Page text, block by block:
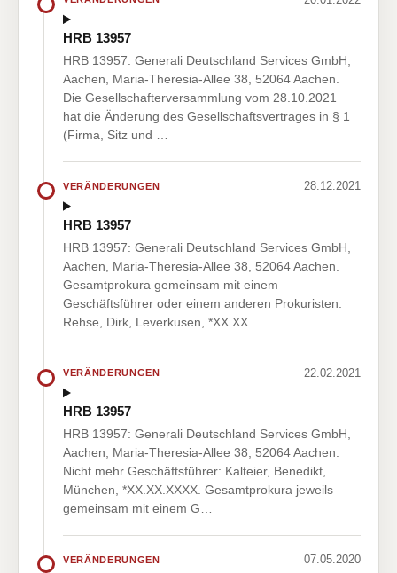
HRB 13957
HRB 13957: Generali Deutschland Services GmbH,
Aachen, Maria-Theresia-Allee 38, 52064 Aachen.
Die Gesellschafterversammlung vom 28.10.2021
hat die Änderung des Gesellschaftsvertrages in § 1
(Firma, Sitz und …
VERÄNDERUNGEN 28.12.2021
HRB 13957
HRB 13957: Generali Deutschland Services GmbH,
Aachen, Maria-Theresia-Allee 38, 52064 Aachen.
Gesamtprokura gemeinsam mit einem
Geschäftsführer oder einem anderen Prokuristen:
Rehse, Dirk, Leverkusen, *XX.XX…
VERÄNDERUNGEN 22.02.2021
HRB 13957
HRB 13957: Generali Deutschland Services GmbH,
Aachen, Maria-Theresia-Allee 38, 52064 Aachen.
Nicht mehr Geschäftsführer: Kalteier, Benedikt,
München, *XX.XX.XXXX. Gesamtprokura jeweils
gemeinsam mit einem G…
VERÄNDERUNGEN 07.05.2020